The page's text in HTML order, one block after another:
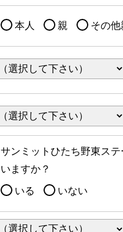
本人 親 その
サンミットひたち野東ス
いますか？
いる
いない